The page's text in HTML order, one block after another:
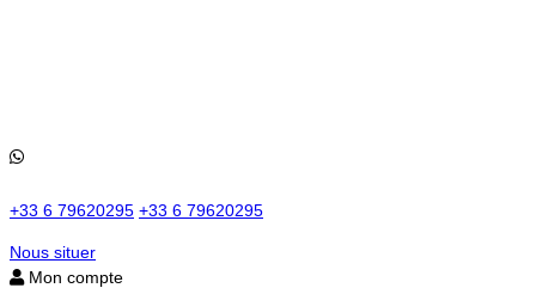
+33 6 79620295 +33 6 79620295
Nous situer
Mon compte